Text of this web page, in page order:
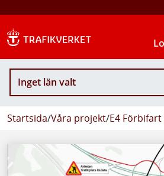
Inget län valt
Startsida/Våra projekt/E4